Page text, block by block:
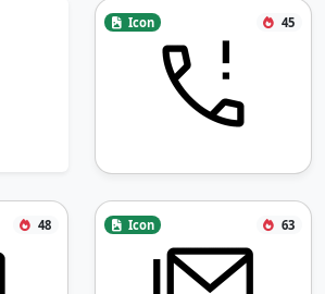
Icon 45
48 Icon 63